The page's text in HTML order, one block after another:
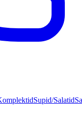
Supid/Salatid